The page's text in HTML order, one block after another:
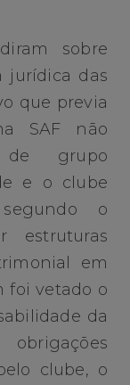
sobre
jurídica das
que previa
SAF não
de grupo
e o clube
o
estruturas
em
foi vetado o
da
clube, o